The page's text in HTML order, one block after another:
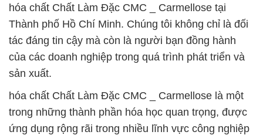
hóa chất Chất Làm Đặc CMC _ Carmellose tại
Thành phố Hồ Chí Minh. Chúng tôi không chỉ là đối
tác đáng tin cậy mà còn là người bạn đồng hành
của các doanh nghiệp trong quá trình phát triển và
sản xuất.
hóa chất Chất Làm Đặc CMC _ Carmellose là một
trong những thành phần hóa học quan trọng, được
ứng dụng rộng rãi trong nhiều lĩnh vực công nghiệp